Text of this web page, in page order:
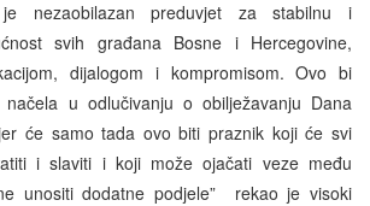
je nezaobilazan preduvjet za stabilnu i
svih građana Bosne i Hercegovine,
dijalogom i kompromisom. Ovo bi
u odlučivanju o obilježavanju Dana
će samo tada ovo biti praznik koji će svi
i slaviti i koji može ojačati veze među
unositi dodatne podjele” rekao je visoki